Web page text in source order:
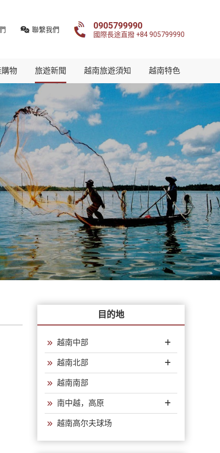
聯繫我們 0905799990
國際長途直撥 +84 905799990
物 旅遊新聞 越南旅遊須知 越南特色
目的地
越南中部
越南北部
越南南部
南中越，高原
越南高尔夫球场